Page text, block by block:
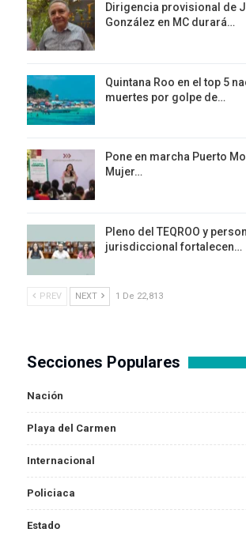
Dirigencia provisional de
González en MC durará…
Quintana Roo en el top 5
muertes por golpe de…
Pone en marcha Puerto
Mujer…
Pleno del TEQROO y
jurisdiccional fortalecen…
PREV NEXT 1 De 22,813
Secciones Populares
Nación
Playa del Carmen
Internacional
Policiaca
Estado